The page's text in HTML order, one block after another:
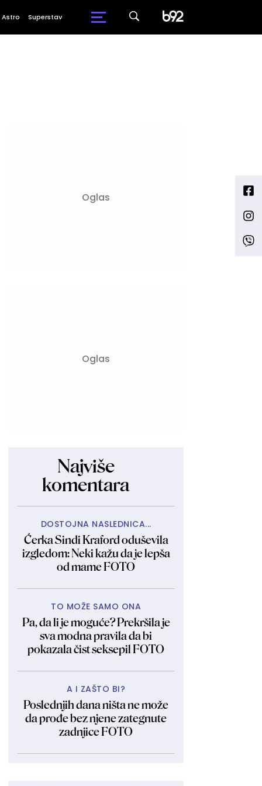
Astro Superstav
Najviše
komentara
DOSTOJNA NASLEDNICA...
Ćerka Sindi Kraford oduševila
izgledom: Neki kažu da je lepša
od mame FOTO
TO MOŽE SAMO ONA
Pa, da li je moguće? Prekršila je
sva modna pravila da bi
pokazala čist seksepil FOTO
A I ZAŠTO BI?
Poslednjih dana ništa ne može
da prođe bez njene zategnute
zadnjice FOTO